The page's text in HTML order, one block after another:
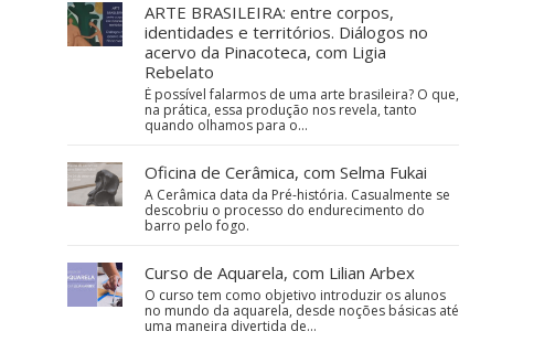
ARTE BRASILEIRA: entre corpos,
identidades e territórios. Diálogos no
acervo da Pinacoteca, com Ligia
Rebelato
É possível falarmos de uma arte brasileira? O que,
na prática, essa produção nos revela, tanto
quando olhamos para o…
Oficina de Cerâmica, com Selma Fukai
A Cerâmica data da Pré-história. Casualmente se
descobriu o processo do endurecimento do
barro pelo fogo.
Curso de Aquarela, com Lilian Arbex
O curso tem como objetivo introduzir os alunos
no mundo da aquarela, desde noções básicas até
uma maneira divertida de…